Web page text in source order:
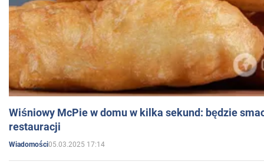
Wiśniowy McPie w domu w kilka sekund: będzie
restauracji
Wiadomości05.03.2025 17:14